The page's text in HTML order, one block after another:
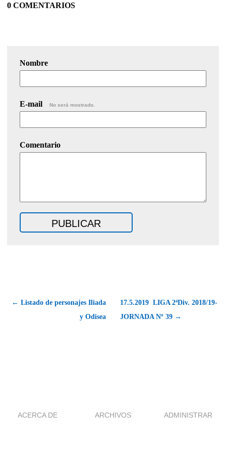
0 COMENTARIOS
Nombre
E-mail No será mostrado.
Comentario
← Listado de personajes Iliada
y Odisea
17.5.2019  LIGA 2ªDiv. 2018/19-
JORNADA Nº 39 →
ACERCA DE ARCHIVOS ADMINISTRAR